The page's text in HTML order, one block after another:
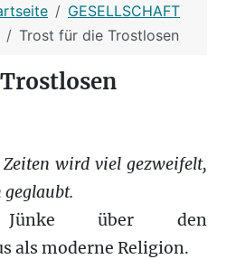
GESELLSCHAFT
Trost für die Trostlosen
wird viel gezweifelt,
geglaubt.
Jünke über den
als moderne Religion.